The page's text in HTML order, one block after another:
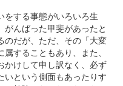
をする事態がいろいろ生
がんばった甲斐があったと
のだが、ただ、その「大変
することもあり、また、
かけして申し訳なく、必ず
いという側面もあったりす